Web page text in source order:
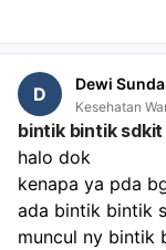
hari, itu masih
cukup, makan
periksa ke
haid tidak
flek/
ada nyeri
bau tidak
atau darah
D Dewi
Kesehatan
bintik bintik
halo dok
kenapa ya pda
ada bintik bintik
muncul ny bintik